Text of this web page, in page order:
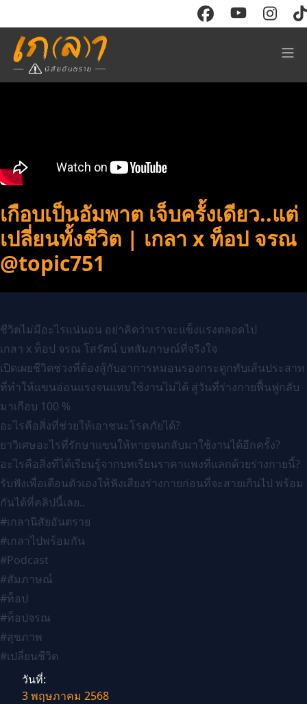
Course
ABOUT
Sign in
เกือบเป็นอัมพาต เจ็บครั้งเดียว..แต่
เปลี่ยนทั้งชีวิต | เกลา x ท็อป จรณ
‪@topic751‬
ชีวิตไม่มีอะไรแน่นอน อย่าคิดว่าเราจะแข็งแรงตลอดไป
เกลา x ท็อป จรณ โสรัตน์ บทสัมภาษณ์ที่จริงใจ
เปิดเผยชีวิตช่วงที่ต้องสู้กับอาการหมอนรองกระดูกทับเส้นประสาท
ที่ทำให้แขนอ่อนแรงจนแทบใช้งานไม่ได้ สู่วันที่ร่างกายฟื้นฟูกลับ
มาเกือบ 100 %
อะไรคือสิ่งที่ช่วยให้เอาชนะโรคภัยได้?
ยาวิเศษอะไรที่รักษาแขนให้หายจนกลับมาใช้งานได้อีกครั้ง?
อะไรคือสิ่งที่ได้เรียนรู้จากบทเรียนราคาแพงที่แลกด้วยร่างกายนี้?
รับฟังเพื่อเตือนตัวเองให้ฟังเสียงร่างกายก่อนที่จะสายเกินไป พร้อม
กันได้ที่คลิปนี้เลย..
#เกลานิสัยอันตราย
#เกลาไปพร้อมกัน
#Podcast
#สัมภาษณ์
#ท็อป
#ท็อปจรณ
#สุขภาพ
#เปลี่ยนชีวิต
วันที่:
3 พฤษภาคม 2568